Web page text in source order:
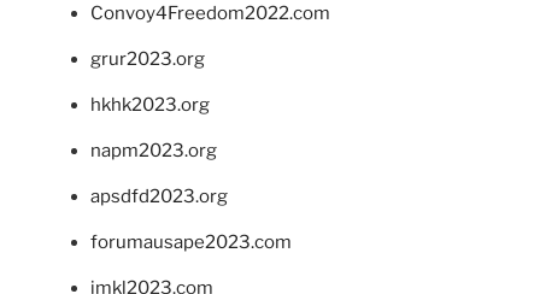
Convoy4Freedom2022.com
grur2023.org
hkhk2023.org
napm2023.org
apsdfd2023.org
forumausape2023.com
imkl2023.com